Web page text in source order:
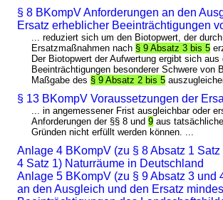
§ 8 BKompV Anforderungen an den
Ersatz erheblicher Beeinträchtigungen
... reduziert sich um den Biotopwert, der
Ersatzmaßnahmen nach § 9 Absatz 3 bis 5
Der Biotopwert der Aufwertung ergibt sich
Beeinträchtigungen besonderer Schwere von
Maßgabe des § 9 Absatz 2 bis 5
§ 13 BKompV Voraussetzungen der
... in angemessener Frist ausgleichbar oder
Anforderungen der §§ 8 und9 aus
Gründen nicht erfüllt werden können. ...
Anlage 4 BKompV (zu § 8 Absatz 1 Satz
4 Satz 1) Naturräume in Deutschland
Anlage 5 BKompV (zu § 9 Absatz 3 und
an den Ausgleich und den Ersatz